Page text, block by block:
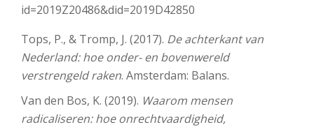
id=2019Z20486&did=2019D42850
Tops, P., & Tromp, J. (2017). De achterkant van
Nederland: hoe onder- en bovenwereld
verstrengeld raken. Amsterdam: Balans.
Van den Bos, K. (2019). Waarom mensen
radicaliseren: hoe onrechtvaardigheid,